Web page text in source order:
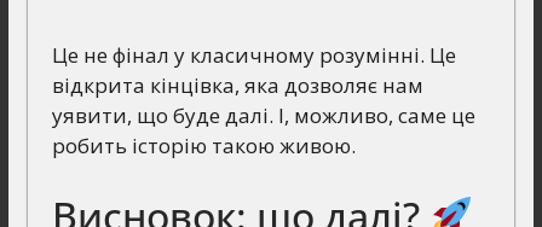
Це не фінал у класичному розумінні. Це
відкрита кінцівка, яка дозволяє нам
уявити, що буде далі. І, можливо, саме це
робить історію такою живою.
Висновок: що далі?